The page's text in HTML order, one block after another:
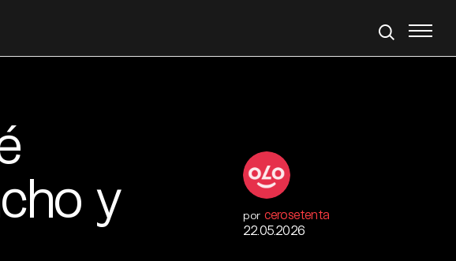
y
por cerosetenta
22.05.2026